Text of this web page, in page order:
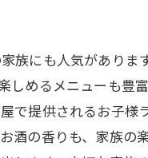
族にも人気があり
しめるメニューも
で提供されるお子
酒の香りも、家族